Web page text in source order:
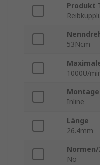
Produkt
53Ncm
1000U/
Inline
Länge
26.4mm
No